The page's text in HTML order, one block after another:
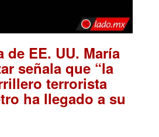
de EE. UU. María
señala que “la
terrorista
ha llegado a su